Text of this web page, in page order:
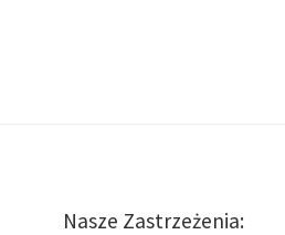
Nasze Zastrzeżenia: